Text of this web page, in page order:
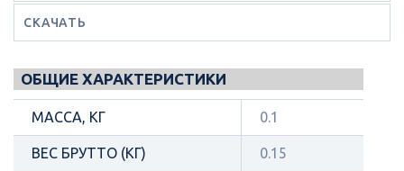
СКАЧАТЬ
ОБЩИЕ ХАРАКТЕРИСТИКИ
МАССА, КГ 0.1
ВЕС БРУТТО (КГ) 0.15